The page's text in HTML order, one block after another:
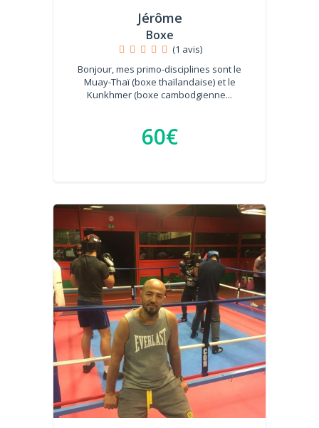
Jérôme
Boxe
(1 avis)
Bonjour, mes primo-disciplines sont le
Muay-Thaï (boxe thaïlandaise) et le
Kunkhmer (boxe cambodgienne...
60€